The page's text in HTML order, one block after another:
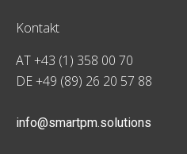
Kontakt
AT +43 (1) 358 00 70
DE +49 (89) 26 20 57 88
info@smartpm.solutions